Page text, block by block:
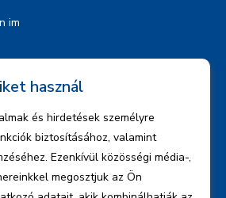
im
használ
és hirdetések személyre
biztosításához, valamint
Ezenkívül közösségi média-,
megosztjuk az Ön